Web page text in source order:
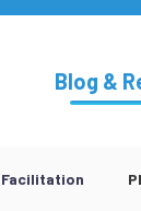
Blog &
Facilitation